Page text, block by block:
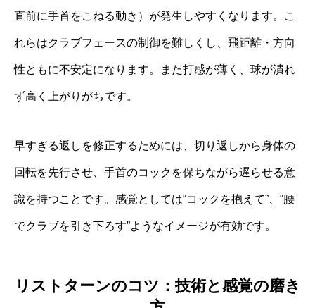
直前に手首をこねる動き）が発生しやすくなります。こ
れらはクラブフェースの制御を難しくし、飛距離・方向
性ともに不安定になります。また打感が薄く、球が潰れ
ず高く上がりがちです。
早すぎる返しを修正するためには、切り返しから身体の
回転を先行させ、手首のコックを保ちながら遅らせる意
識を持つことです。感覚としては“コックを抱えて”、“腰
でクラブを引き下ろす”ようなイメージが有効です。
リストターンのコツ：技術と感覚の磨き